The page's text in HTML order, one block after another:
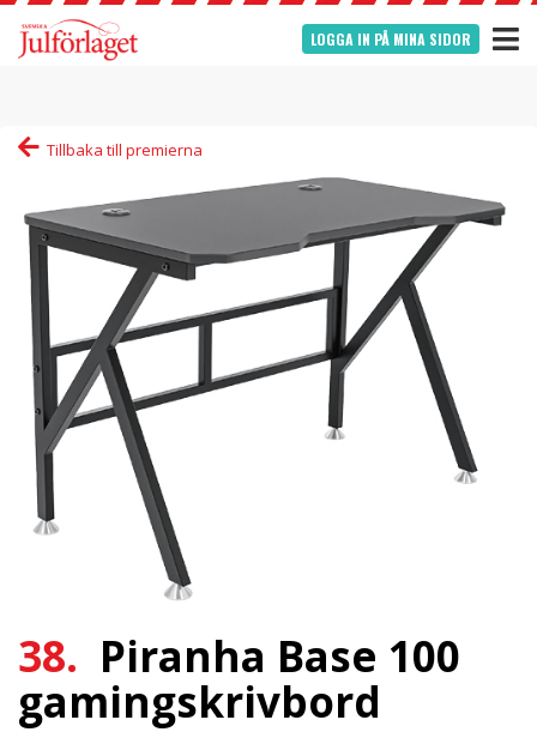
LOGGA IN PÅ MINA SIDOR
Tillbaka till premierna
38. Piranha Base 100
gamingskrivbord